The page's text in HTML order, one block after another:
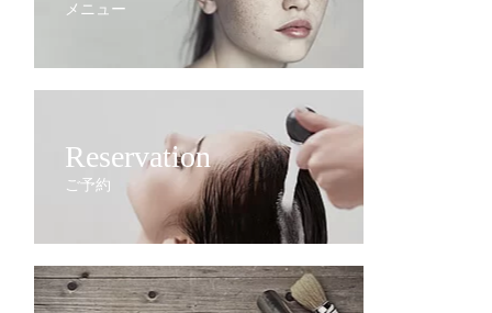
メニュー
Reservation
ご予約